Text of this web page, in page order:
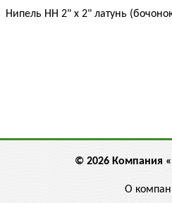
Нипель НН 2" x 2" латунь
© 2026 Компания
О